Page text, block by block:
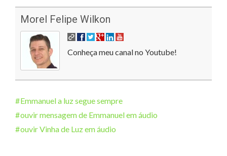
Morel Felipe Wilkon
Conheça meu canal no Youtube!
Emmanuel a luz segue sempre
ouvir mensagem de Emmanuel em áudio
ouvir Vinha de Luz em áudio